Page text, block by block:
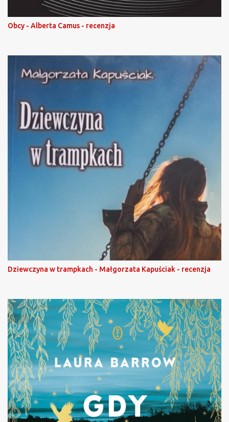
Obcy - Alberta Camus - recenzja
Dziewczyna w trampkach - Małgorzata Kapuściak - recenzja